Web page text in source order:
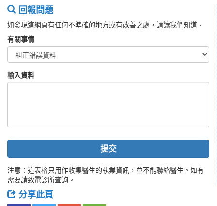
回報問題
如發現這網頁有任何不準確的地方或有改善之處，請讓我們知道。
有關事情
輸入資料
提交
注意：這表格只用作收集醫生的執業資訊，並不能聯絡醫生。如有
需要請致電診所查詢。
分享此頁